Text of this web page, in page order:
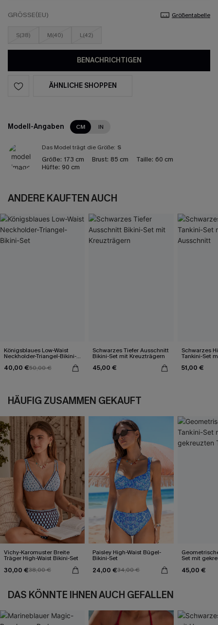
GRÖSSE(EU) Größentabelle
S(38) M(40) L(42)
BENACHRICHTIGEN
ÄHNLICHE SHOPPEN
Modell-Angaben CM IN
Das Model trägt die Größe: S
Größe: 173 cm Brust: 85 cm Taille: 60 cm
Hüfte: 90 cm
ANDERE KAUFTEN AUCH
Königsblaues Low-Waist
Neckholder-Triangel-Bikini-
40,00 €50,00 €
Schwarzes Tiefer Ausschnitt
Bikini-Set mit Kreuzträgern
45,00 €
Schwarzes
Tankini-Set
51,00 €
HÄUFIG ZUSAMMEN GEKAUFT
Vichy-Karomuster Breite
Träger High-Waist Bikini-Set
30,00 €38,00 €
Paisley High-Waist Bügel-
Bikini-Set
24,00 €34,00 €
Set mit
45,00 €
DAS KÖNNTE IHNEN AUCH GEFALLEN